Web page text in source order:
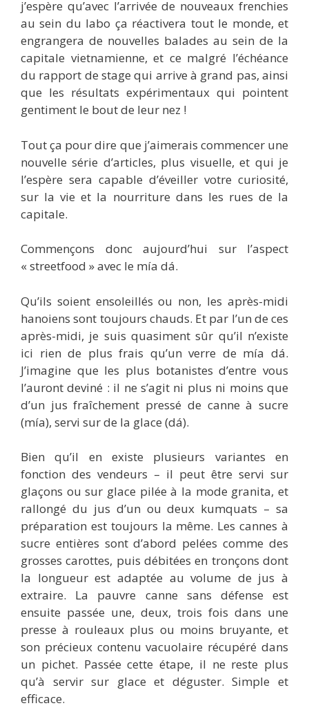
j’espère qu’avec l’arrivée de nouveaux frenchies
au sein du labo ça réactivera tout le monde, et
engrangera de nouvelles balades au sein de la
capitale vietnamienne, et ce malgré l’échéance
du rapport de stage qui arrive à grand pas, ainsi
que les résultats expérimentaux qui pointent
gentiment le bout de leur nez !
Tout ça pour dire que j’aimerais commencer une
nouvelle série d’articles, plus visuelle, et qui je
l’espère sera capable d’éveiller votre curiosité,
sur la vie et la nourriture dans les rues de la
capitale.
Commençons donc aujourd’hui sur l’aspect
« streetfood » avec le mía dá.
Qu’ils soient ensoleillés ou non, les après-midi
hanoiens sont toujours chauds. Et par l’un de ces
après-midi, je suis quasiment sûr qu’il n’existe
ici rien de plus frais qu’un verre de mía dá.
J’imagine que les plus botanistes d’entre vous
l’auront deviné : il ne s’agit ni plus ni moins que
d’un jus fraîchement pressé de canne à sucre
(mía), servi sur de la glace (dá).
Bien qu’il en existe plusieurs variantes en
fonction des vendeurs – il peut être servi sur
glaçons ou sur glace pilée à la mode granita, et
rallongé du jus d’un ou deux kumquats – sa
préparation est toujours la même. Les cannes à
sucre entières sont d’abord pelées comme des
grosses carottes, puis débitées en tronçons dont
la longueur est adaptée au volume de jus à
extraire. La pauvre canne sans défense est
ensuite passée une, deux, trois fois dans une
presse à rouleaux plus ou moins bruyante, et
son précieux contenu vacuolaire récupéré dans
un pichet. Passée cette étape, il ne reste plus
qu’à servir sur glace et déguster. Simple et
efficace.